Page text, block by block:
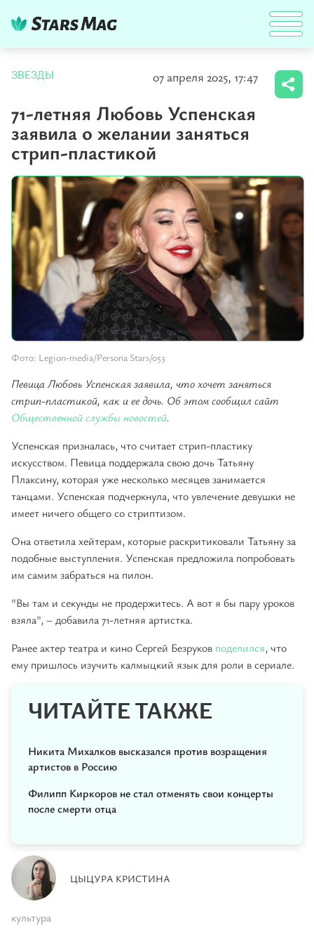
ЗВЕЗДЫ 07 апреля 2025, 17:47
71-летняя Любовь Успенская
заявила о желании заняться
стрип-пластикой
Фото: Legion-media/Persona Stars/053
Певица Любовь Успенская заявила, что хочет заняться
стрип-пластикой, как и ее дочь. Об этом сообщил сайт
Общественной службы новостей.
Успенская призналась, что считает стрип-пластику
искусством. Певица поддержала свою дочь Татьяну
Плаксину, которая уже несколько месяцев занимается
танцами. Успенская подчеркнула, что увлечение девушки не
имеет ничего общего со стриптизом.
Она ответила хейтерам, которые раскритиковали Татьяну за
подобные выступления. Успенская предложила попробовать
им самим забраться на пилон.
"Вы там и секунды не продержитесь. А вот я бы пару уроков
взяла", – добавила 71-летняя артистка.
Ранее актер театра и кино Сергей Безруков поделился, что
ему пришлось изучить калмыцкий язык для роли в сериале.
ЧИТАЙТЕ ТАКЖЕ
Никита Михалков высказался против возращения
артистов в Россию
Филипп Киркоров не стал отменять свои концерты
после смерти отца
ЦЫЦУРА КРИСТИНА
культура